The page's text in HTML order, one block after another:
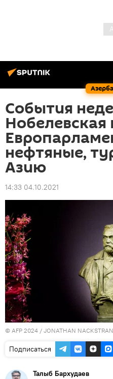
События
Нобелевская
нефтяные,
Азию
14:33 04.10.2021
© AFP 2024 / JONATHAN
Подписаться
Талыб Бархудаев